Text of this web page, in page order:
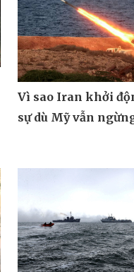
Vì sao Iran khởi
sự dù Mỹ vẫn